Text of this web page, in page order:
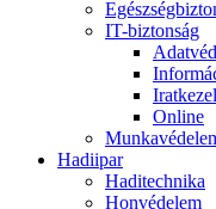
IT-biztonság
Online
Hadiipar
Haditechnika
Honvédelem